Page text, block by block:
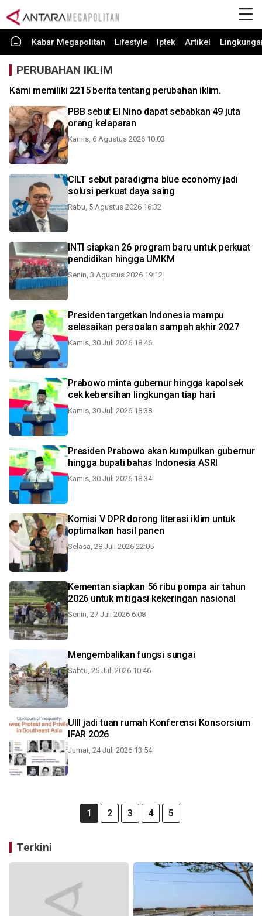
Kabar Megapolitan Lifestyle Iptek Artikel
PERUBAHAN IKLIM
Kami memiliki 2215 berita tentang perubahan iklim.
PBB sebut El Nino dapat sebabkan 49 juta
orang kelaparan
Kamis, 6 Agustus 2026 10:03
CILT sebut paradigma blue economy jadi
solusi perkuat daya saing
Rabu, 5 Agustus 2026 16:32
INTI siapkan 26 program baru untuk perkuat
pendidikan hingga UMKM
Senin, 3 Agustus 2026 19:12
Presiden targetkan Indonesia mampu
selesaikan persoalan sampah akhir 2027
Kamis, 30 Juli 2026 18:46
Prabowo minta gubernur hingga kapolsek
cek kebersihan lingkungan tiap hari
Kamis, 30 Juli 2026 18:38
Presiden Prabowo akan kumpulkan gubernur
hingga bupati bahas Indonesia ASRI
Kamis, 30 Juli 2026 18:34
Komisi V DPR dorong literasi iklim untuk
optimalkan hasil panen
Selasa, 28 Juli 2026 22:05
Kementan siapkan 56 ribu pompa air tahun
2026 untuk mitigasi kekeringan nasional
Senin, 27 Juli 2026 6:08
Mengembalikan fungsi sungai
Sabtu, 25 Juli 2026 10:46
UIII jadi tuan rumah Konferensi Konsorsium
IFAR 2026
Jumat, 24 Juli 2026 13:54
1 2 3 4 5
Terkini